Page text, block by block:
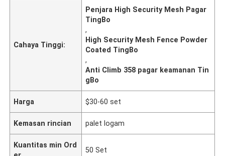
Cahaya Tinggi:
Penjara High Security Mesh Pagar
TingBo
,
High Security Mesh Fence Powder
Coated TingBo
,
Anti Climb 358 pagar keamanan Tin
gBo
Harga $30-60 set
Kemasan rincian palet logam
Kuantitas min Ord
50 Set